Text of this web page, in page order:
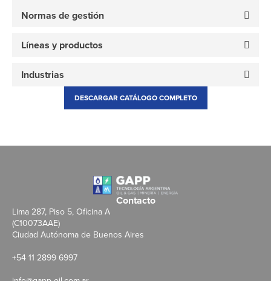
Normas de gestión
Líneas y productos
Industrias
DESCARGAR CATÁLOGO COMPLETO
Contacto
Lima 287, Piso 5, Oficina A
(C10073AAE)
Ciudad Autónoma de Buenos Aires
+54 11 2899 6997